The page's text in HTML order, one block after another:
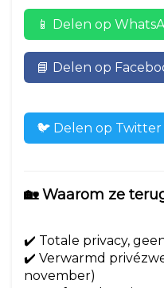
📱 Delen op
📘 Delen op
🐦 Delen op Twitter
🏡 Waarom ze
✔️ Totale privacy,
✔️ Verwarmd
november)